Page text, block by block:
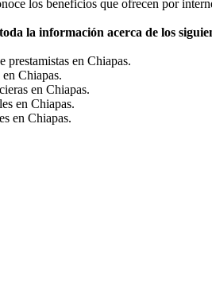
los beneficios que ofrecen por
la información acerca de los
prestamistas en Chiapas.
Chiapas.
en Chiapas.
en Chiapas.
en Chiapas.